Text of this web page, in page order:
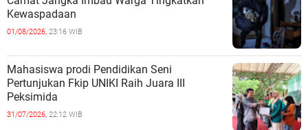
Kewaspadaan
01/08/2026, 23:16 WIB
Mahasiswa prodi Pendidikan Seni
Pertunjukan Fkip UNIKI Raih Juara III
Peksimida
31/07/2026, 22:12 WIB